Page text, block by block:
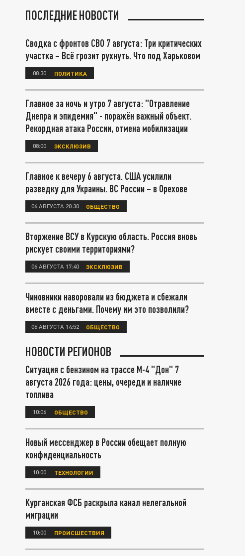
ПОСЛЕДНИЕ НОВОСТИ
Сводка с фронтов СВО 7 августа: Три критических
участка – Всё грозит рухнуть. Что под Харьковом
08:30 ПОЛИТИКА
Главное за ночь и утро 7 августа: "Отравление
Днепра и эпидемия" - поражён важный объект.
Рекордная атака России, отмена мобилизации
08:00 ЭКСКЛЮЗИВ
Главное к вечеру 6 августа. США усилили
разведку для Украины. ВС России – в Орехове
06 АВГУСТА 20:30 ОБЩЕСТВО
Вторжение ВСУ в Курскую область. Россия вновь
рискует своими территориями?
06 АВГУСТА 17:40 ЭКСКЛЮЗИВ
Чиновники наворовали из бюджета и сбежали
вместе с деньгами. Почему им это позволили?
06 АВГУСТА 14:52 ОБЩЕСТВО
НОВОСТИ РЕГИОНОВ
Ситуация с бензином на трассе М-4 "Дон" 7
августа 2026 года: цены, очереди и наличие
топлива
10:06 ОБЩЕСТВО
Новый мессенджер в России обещает полную
конфиденциальность
10:00 ТЕХНОЛОГИИ
Курганская ФСБ раскрыла канал нелегальной
миграции
10:00 ПРОИСШЕСТВИЯ